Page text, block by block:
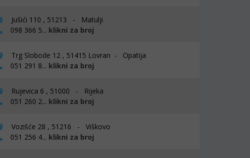
Jušići 110 , 51213 - Matulji
098 366 5... klikni za broj
Trg Slobode 12 , 51415 Lovran - Opatija
051 291 8... klikni za broj
Rujevica 6 , 51000 - Rijeka
051 260 2... klikni za broj
Vozišće 28 , 51216 - Viškovo
051 256 4... klikni za broj